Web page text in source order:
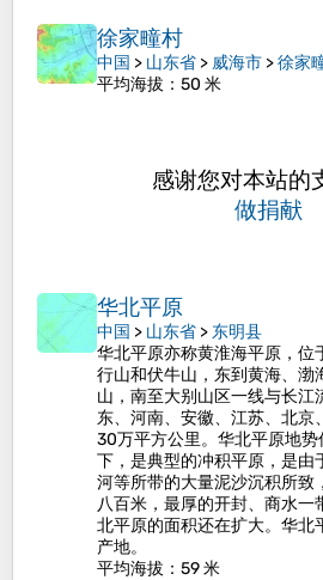
徐家疃村
中国 > 山东省 > 威海市 >徐家
平均海拔 ：50 米
感谢您对本站
做捐献
华北平原
中国 > 山东省 > 东明县
华北平原亦称黄淮海平原，位
行山和伏牛山，东到黄海、渤
山，南至大别山区一线与长江
东、河南、安徽、江苏、北京
30万平方公里。华北平原地
下，是典型的冲积平原，是由
河等所带的大量泥沙沉积所致
八百米，最厚的开封、商水
北平原的面积还在扩大。华北
产地。
平均海拔 ：59 米